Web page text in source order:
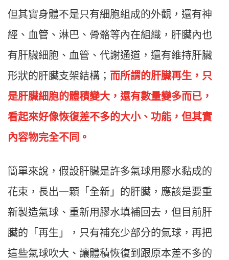
但其實身體不是只有細胞組成的外觀，還有神
經、血管、淋巴、骨骼等內在組織，肝臟內也
有肝臟細胞、血管、代謝通道，還有維持肝臟
形狀的肝臟支架結構； 而所謂的肝臟再生，只
是肝臟細胞的體積變大，還有數量變多而已，
看起來好像恢復差不多的大小、功能，但其實
內容物完全不同。
簡單來說，假設肝臟是許多氣球用膠水黏成的
花束，長出一顆「全新」的肝臟，應該是要重
新製造氣球、重新用膠水填補回去，但目前肝
臟的「再生」，只有補充少部分的氣球，再把
這些氣球吹大、讓體積恢復到跟原本差不多的